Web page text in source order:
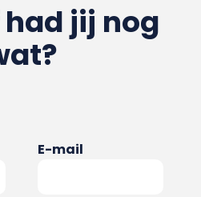
had jij nog
E-mail